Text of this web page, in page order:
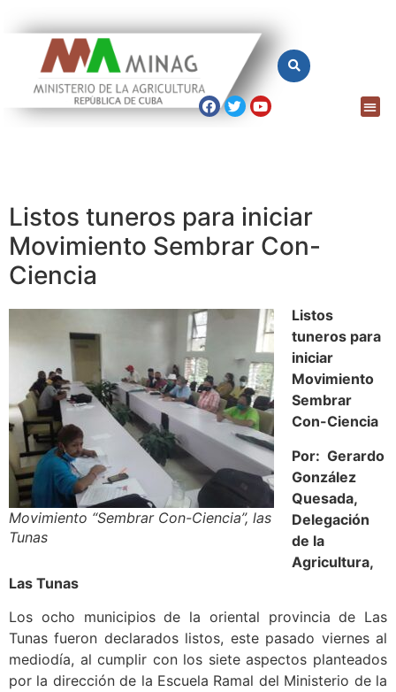
Listos tuneros para iniciar
Movimiento Sembrar Con-
Ciencia
Movimiento “Sembrar Con-Ciencia”, las
Tunas
Listos
tuneros para
iniciar
Movimiento
Sembrar
Con-Ciencia
Por: Gerardo
González
Quesada,
Delegación
de la
Agricultura,
Las Tunas
Los ocho municipios de la oriental provincia de Las
Tunas fueron declarados listos, este pasado viernes al
mediodía, al cumplir con los siete aspectos planteados
por la dirección de la Escuela Ramal del Ministerio de la